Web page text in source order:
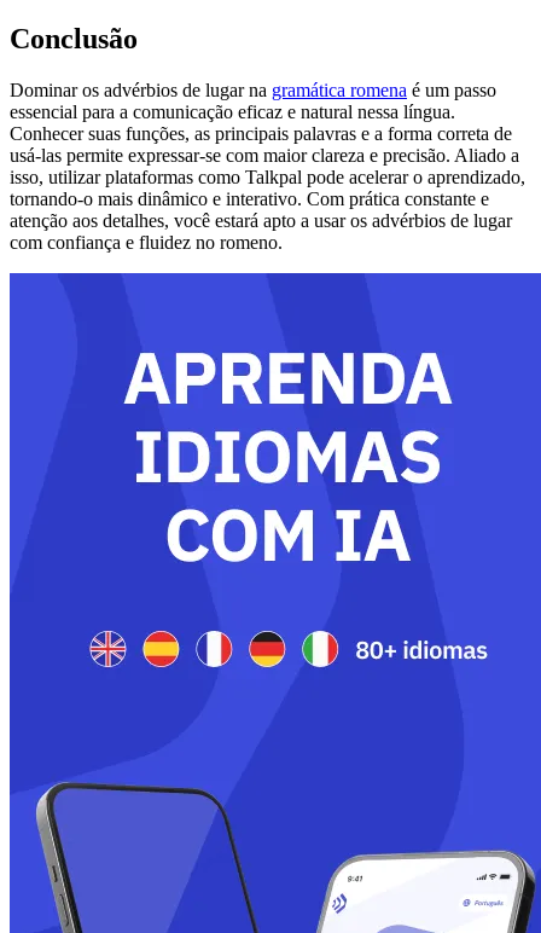
Conclusão
Dominar os advérbios de lugar na gramática romena é um passo
essencial para a comunicação eficaz e natural nessa língua.
Conhecer suas funções, as principais palavras e a forma correta de
usá-las permite expressar-se com maior clareza e precisão. Aliado a
isso, utilizar plataformas como Talkpal pode acelerar o aprendizado,
tornando-o mais dinâmico e interativo. Com prática constante e
atenção aos detalhes, você estará apto a usar os advérbios de lugar
com confiança e fluidez no romeno.